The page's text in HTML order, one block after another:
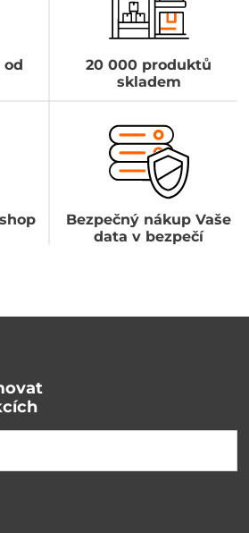
od
20 000 produktů
skladem
Bezpečný nákup Vaše
data v bezpečí